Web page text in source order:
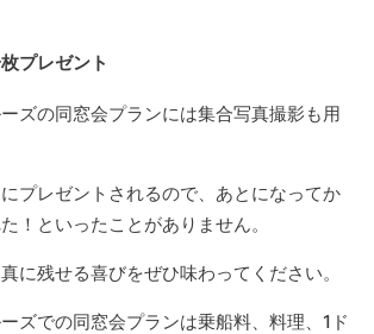
プレゼント
ズの同窓会プランには集合写真撮影も用
プレゼントされるので、あとになってか
！といったことがありません。
に残せる喜びをぜひ味わってください。
ズでの同窓会プランは乗船料、料理、1ド